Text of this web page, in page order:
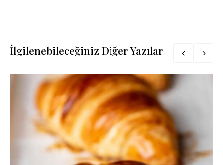
İlgilenebileceğiniz Diğer Yazılar